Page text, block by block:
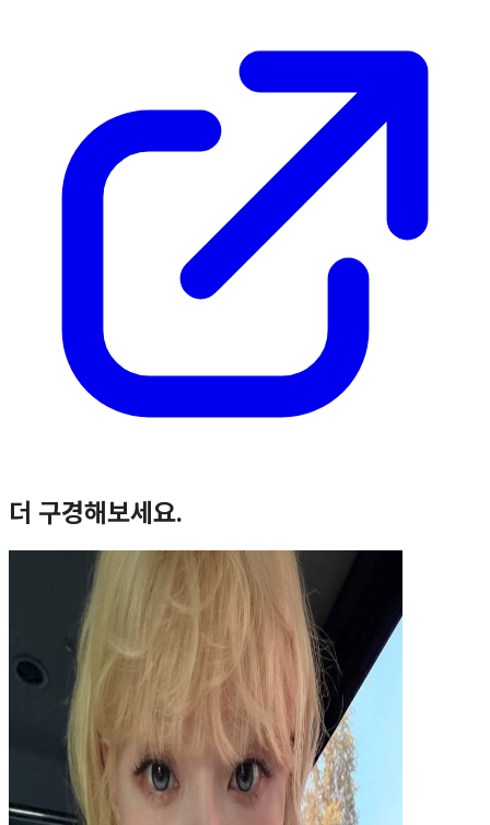
더 구경해보세요.